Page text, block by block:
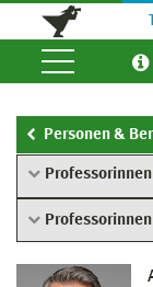
Personen &